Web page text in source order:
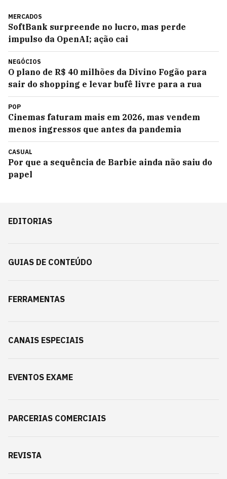
MERCADOS
SoftBank surpreende no lucro, mas perde
impulso da OpenAI; ação cai
NEGÓCIOS
O plano de R$ 40 milhões da Divino Fogão para
sair do shopping e levar bufê livre para a rua
POP
Cinemas faturam mais em 2026, mas vendem
menos ingressos que antes da pandemia
CASUAL
Por que a sequência de Barbie ainda não saiu do
papel
EDITORIAS
GUIAS DE CONTEÚDO
FERRAMENTAS
CANAIS ESPECIAIS
EVENTOS EXAME
PARCERIAS COMERCIAIS
REVISTA